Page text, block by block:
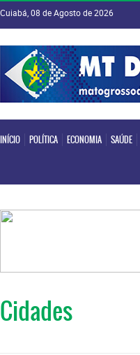
Cuiabá, 08 de Agosto de 2026
INÍCIO POLÍTICA ECONOMIA SAÚDE
INÍCIO POLÍTICA ECONOMIA SAÚDE
Cidades